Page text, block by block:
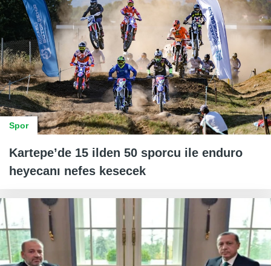
Spor
Kartepe’de 15 ilden 50 sporcu ile enduro
heyecanı nefes kesecek